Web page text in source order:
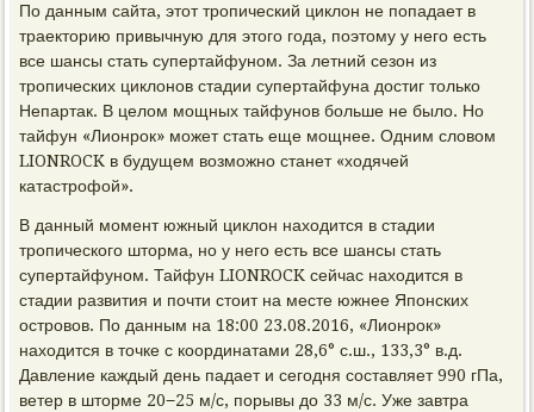
По данным сайта, этот тропический циклон не попадает в
траекторию привычную для этого года, поэтому у него есть
все шансы стать супертайфуном. За летний сезон из
тропических циклонов стадии супертайфуна достиг только
Непартак. В целом мощных тайфунов больше не было. Но
тайфун «Лионрок» может стать еще мощнее. Одним словом
LIONROCK в будущем возможно станет «ходячей
катастрофой».
В данный момент южный циклон находится в стадии
тропического шторма, но у него есть все шансы стать
супертайфуном. Тайфун LIONROCK сейчас находится в
стадии развития и почти стоит на месте южнее Японских
островов. По данным на 18:00 23.08.2016, «Лионрок»
находится в точке с координатами 28,6° с.ш., 133,3° в.д.
Давление каждый день падает и сегодня составляет 990 гПа,
ветер в шторме 20−25 м/с, порывы до 33 м/с. Уже завтра